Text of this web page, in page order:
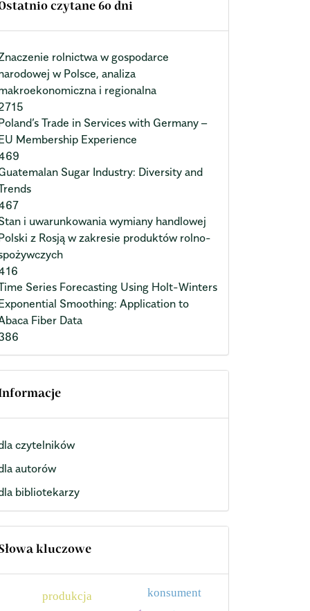
czytane 60 dni
rolnictwa w gospodarce
w Polsce, analiza
i regionalna
Trade in Services with Germany –
Membership Experience
Sugar Industry: Diversity and
i uwarunkowania wymiany handlowej
z Rosją w zakresie produktów rolno-
Series Forecasting Using Holt-Winters
Smoothing: Application to
Fiber Data
czytelników
autorów
bibliotekarzy
kluczowe
produkcja konsument